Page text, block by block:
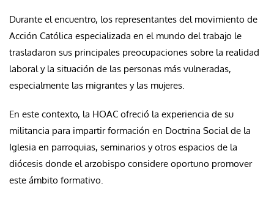
Durante el encuentro, los representantes del movimiento de
Acción Católica especializada en el mundo del trabajo le
trasladaron sus principales preocupaciones sobre la realidad
laboral y la situación de las personas más vulneradas,
especialmente las migrantes y las mujeres.
En este contexto, la HOAC ofreció la experiencia de su
militancia para impartir formación en Doctrina Social de la
Iglesia en parroquias, seminarios y otros espacios de la
diócesis donde el arzobispo considere oportuno promover
este ámbito formativo.